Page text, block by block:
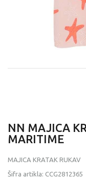
NN MAJICA
MARITIME
MAJICA KRATAK RUKAV
Šifra artikla: CCG2812365